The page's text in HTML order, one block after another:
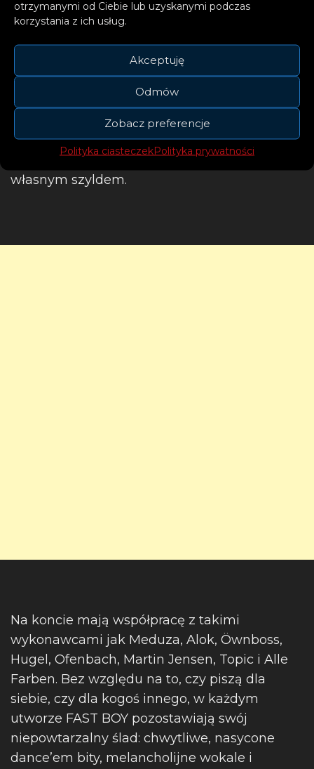
otrzymanymi od Ciebie lub uzyskanymi podczas
korzystania z ich usług.
Akceptuję
Odmów
Zobacz preferencje
Polityka ciasteczekPolityka prywatności
Niemiecki duet FAST BOY tworzą dwaj bracia:
Felix i Lucas Hain – berlińscy producenci,
kompozytorzy, wokaliści, instrumentaliści i
DJe. Po tym, gdy napisali mnóstwo hitów dla
innych artystów, postanowili tworzyć pod
własnym szyldem.
Na koncie mają współpracę z takimi
wykonawcami jak Meduza, Alok, Öwnboss,
Hugel, Ofenbach, Martin Jensen, Topic i Alle
Farben. Bez względu na to, czy piszą dla
siebie, czy dla kogoś innego, w każdym
utworze FAST BOY pozostawiają swój
niepowtarzalny ślad: chwytliwe, nasycone
dance’em bity, melancholijne wokale i